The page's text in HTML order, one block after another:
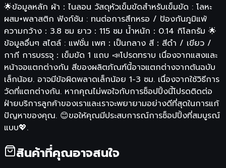
🌟ข้อมูลหลัก ผ้า：ไนลอน วัสดุหัวเข็มขัดสำหรับเข็มขัด : โลหะ
ผสม+พลาสติก ฟังก์ชัน : ทนต่อการสึกหรอ / ป้องกันภูมิแพ้
ความกว้าง：3.8 ซม ยาว：115 ซม น้ำหนัก：0.14 กิโลกรัม 🌟
ข้อมูลอื่นๆ สไตล์ : แฟชั่น เพศ：เป็นกลาง สี：สีดำ / เขียว /
กากี การบรรจุ：เข็มขัด 1 แถบ 📣โปรดทราบ เนื่องจากแสงและ
หน้าจอแตกต่างกัน สีของผลิตภัณฑ์นี้อาจแตกต่างจากต้นฉบับ
เล็กน้อย. อาจมีข้อผิดพลาดเล็กน้อย 1-3 ซม. เนื่องจากใช้วิธีการ
วัดที่แตกต่างกัน. หากคุณไม่พอใจกับการช็อปปิ้งนี้โปรดติดต่อ
ฝ่ายบริการลูกค้าของเราและเราจะพยายามอย่างดีที่สุดในการแก้
ปัญหาของคุณ. 😊ขอให้คุณมีประสบการณ์การช็อปปิ้งที่สมบูรณ์
แบบ💖.
สินค้าที่คุณอาจสนใจ